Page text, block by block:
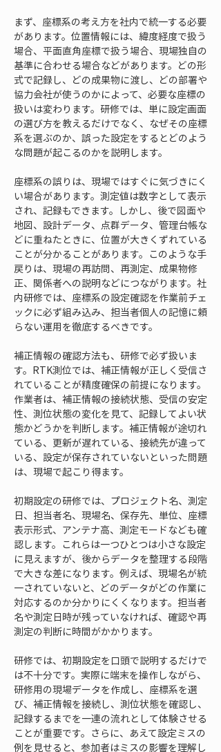
まず、座標系の考え方を社内で統一する必要
があります。位置情報には、緯度経度で扱う
場合、平面直角座標で扱う場合、現場独自の
基準に合わせる場合などがあります。どの形
式で記録し、どの成果物に渡し、どの部署や
協力会社が使うのかによって、必要な座標の
扱いは変わります。研修では、単に設定画面
の選び方を教えるだけでなく、なぜその座標
系を選ぶのか、誤った設定をするとどのよう
な問題が起こるのかを説明します。
座標系の誤りは、現場ではすぐに気づきにく
い場合があります。測定値は数字として表示
され、記録もできます。しかし、後で図面や
地図、設計データ、点群データ、管理台帳な
どに重ねたときに、位置が大きくずれている
ことが分かることがあります。このような手
戻りは、現場の再訪問、再測定、成果物修
正、関係者への説明などにつながります。社
内研修では、座標系の設定確認を作業前チェ
ックに必ず組み込み、担当者個人の記憶に頼
らない運用を徹底するべきです。
補正情報の確認方法も、研修で必ず扱いま
す。RTK測位では、補正情報が正しく受信さ
れていることが精度確保の前提になります。
作業者は、補正情報の接続状態、受信の安定
性、測位状態の変化を見て、記録してよい状
態かどうかを判断します。補正情報が途切れ
ている、更新が遅れている、接続先が違って
いる、設定が保存されていないといった問題
は、現場で起こり得ます。
初期設定の研修では、プロジェクト名、測定
日、担当者名、現場名、保存先、単位、座標
表示形式、アンテナ高、測定モードなども確
認します。これらは一つひとつは小さな設定
に見えますが、後からデータを整理する段階
で大きな差になります。例えば、現場名が統
一されていないと、どのデータがどの作業に
対応するのか分かりにくくなります。担当者
名や測定日時が残っていなければ、確認や再
測定の判断に時間がかかります。
研修では、初期設定を口頭で説明するだけで
は不十分です。実際に端末を操作しながら、
研修用の現場データを作成し、座標系を選
び、補正情報を接続し、測位状態を確認し、
記録するまでを一連の流れとして体験させる
ことが重要です。さらに、あえて設定ミスの
例を見せると、参加者はミスの影響を理解し